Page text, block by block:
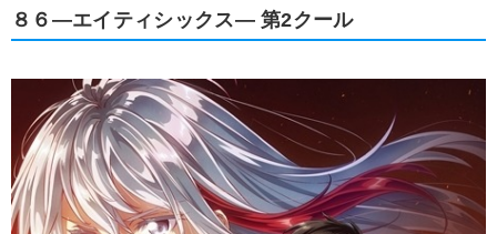
８６―エイティシックス― 第2クール